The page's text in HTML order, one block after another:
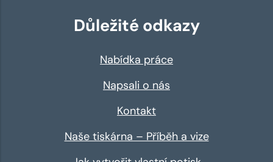
Důležité odkazy
Nabídka práce
Napsali o nás
Kontakt
Naše tiskárna – Příběh a vize